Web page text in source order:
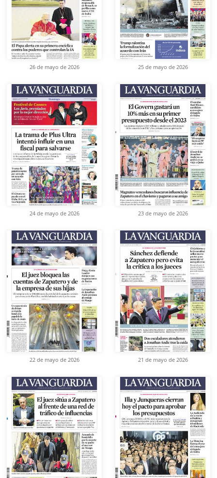
26 de mayo de 2026 25 de mayo de 2026
24 de mayo de 2026 23 de mayo de 2026
22 de mayo de 2026 21 de mayo de 2026